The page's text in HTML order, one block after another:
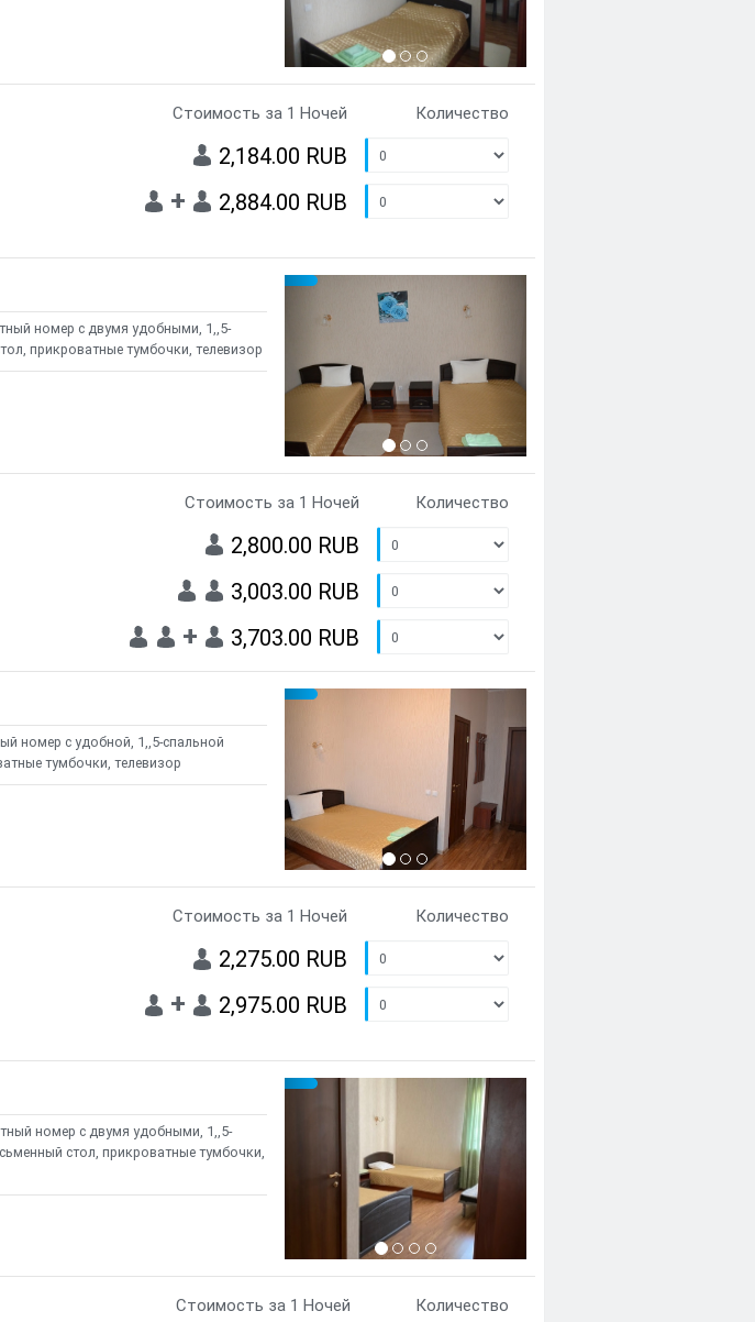
Стоимость за 1 Ночей Количество
2,184.00 RUB
+ 2,884.00 RUB
номер с двумя удобными, 1,,5-
прикроватные тумбочки, телевизор
{clt_left} 2 Количество
Предыдущий
Стоимость за 1 Ночей Количество
2,800.00 RUB
3,003.00 RUB
+ 3,703.00 RUB
номер с удобной, 1,,5-спальной
тумбочки, телевизор
{clt_left} 1 Количество
Предыдущий
Стоимость за 1 Ночей Количество
2,275.00 RUB
+ 2,975.00 RUB
номер с двумя удобными, 1,,5-
стол, прикроватные тумбочки,
{clt_left} 1 Количество
Предыдущий
Стоимость за 1 Ночей Количество